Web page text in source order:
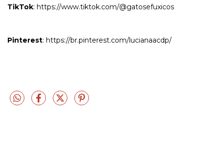
TikTok: https://www.tiktok.com/@gatosefuxicos
Pinterest: https://br.pinterest.com/lucianaacdp/